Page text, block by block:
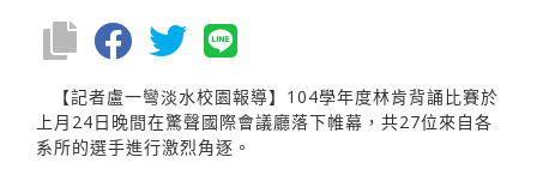
【記者盧一彎淡水校園報導】104學年度林肯背誦比賽於
上月24日晚間在驚聲國際會議廳落下帷幕，共27位來自各
系所的選手進行激烈角逐。